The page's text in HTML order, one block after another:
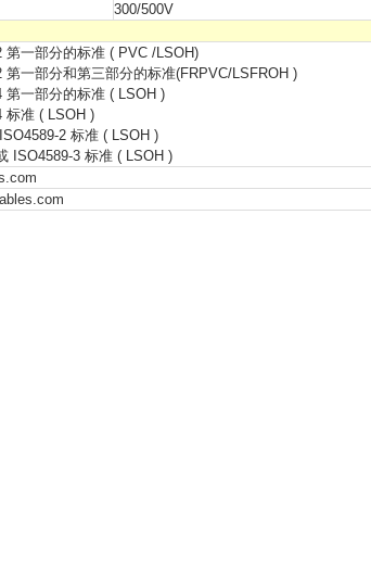
300/500V
第一部分的标准 ( PVC /LSOH)
一部分和第三部分的标准(FRPVC/LSFROH )
第一部分的标准 ( LSOH )
标准 ( LSOH )
2 标准 ( LSOH )
ISO4589-3 标准 ( LSOH )